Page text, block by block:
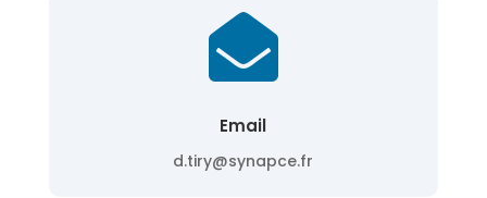

Email
d.tiry@synapce.fr